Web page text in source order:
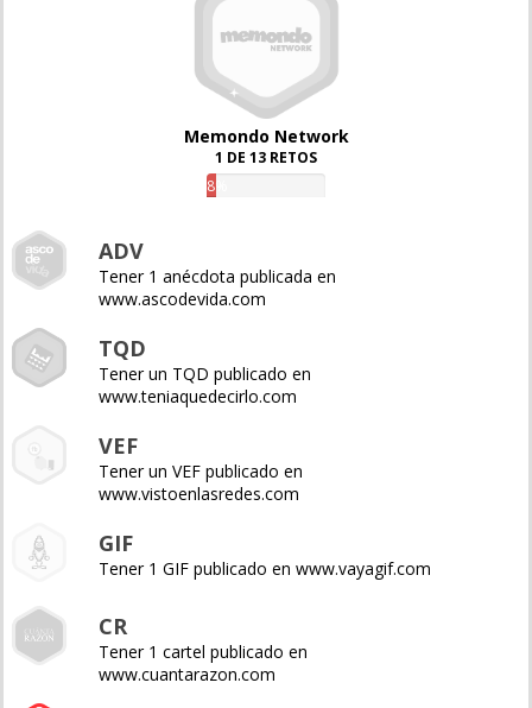
Memondo Network
1 DE 13 RETOS
8%
ADV
Tener 1 anécdota publicada en
www.ascodevida.com
TQD
Tener un TQD publicado en
www.teniaquedecirlo.com
VEF
Tener un VEF publicado en
www.vistoenlasredes.com
GIF
Tener 1 GIF publicado en www.vayagif.com
CR
Tener 1 cartel publicado en
www.cuantarazon.com